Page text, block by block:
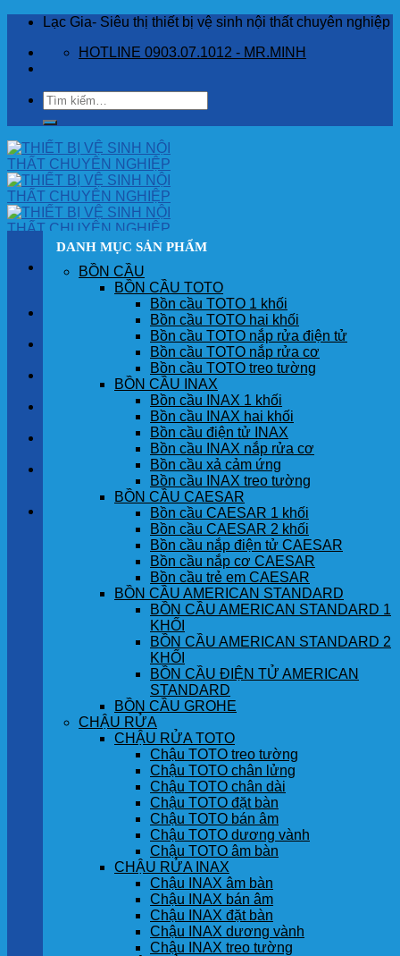
Skip
content
Lạc Gia- Siêu thị thiết bị vệ sinh nội thất chuyên nghiệp
HOTLINE 0903.07.1012 - MR.MINH
Tìm
kiếm:
SẢN PHẨM
GÓC KHÁCH HÀNG
Chưa có sản phẩm trong giỏ hàng.
DANH MỤC SẢN PHẨM
BỒN CẦU
BỒN CẦU TOTO
Bồn cầu TOTO 1 khối
Bồn cầu TOTO hai khối
Bồn cầu TOTO nắp rửa điện tử
Bồn cầu TOTO nắp rửa cơ
Bồn cầu TOTO treo tường
BỒN CẦU INAX
Bồn cầu INAX 1 khối
Bồn cầu INAX hai khối
Bồn cầu điện tử INAX
Bồn cầu INAX nắp rửa cơ
Bồn cầu xả cảm ứng
Bồn cầu INAX treo tường
BỒN CẦU CAESAR
Bồn cầu CAESAR 1 khối
Bồn cầu CAESAR 2 khối
Bồn cầu nắp điện tử CAESAR
Bồn cầu nắp cơ CAESAR
Bồn cầu trẻ em CAESAR
BỒN CẦU AMERICAN STANDARD
BỒN CẦU AMERICAN STANDARD 1
KHỐI
BỒN CẦU AMERICAN STANDARD 2
KHỐI
BỒN CẦU ĐIỆN TỬ AMERICAN
STANDARD
BỒN CẦU GROHE
CHẬU RỬA
CHẬU RỬA TOTO
Chậu TOTO treo tường
Chậu TOTO chân lửng
Chậu TOTO chân dài
Chậu TOTO đặt bàn
Chậu TOTO bán âm
Chậu TOTO dương vành
Chậu TOTO âm bàn
CHẬU RỬA INAX
Chậu INAX âm bàn
Chậu INAX bán âm
Chậu INAX đặt bàn
Chậu INAX dương vành
Chậu INAX treo tường